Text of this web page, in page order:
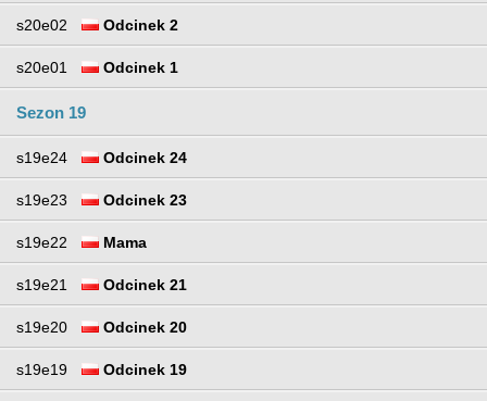
s20e02 Odcinek 2
s20e01 Odcinek 1
Sezon 19
s19e24 Odcinek 24
s19e23 Odcinek 23
s19e22 Mama
s19e21 Odcinek 21
s19e20 Odcinek 20
s19e19 Odcinek 19